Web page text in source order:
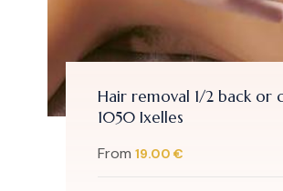
Hair removal 1/2 back or chest
1050 Ixelles
19.00 €